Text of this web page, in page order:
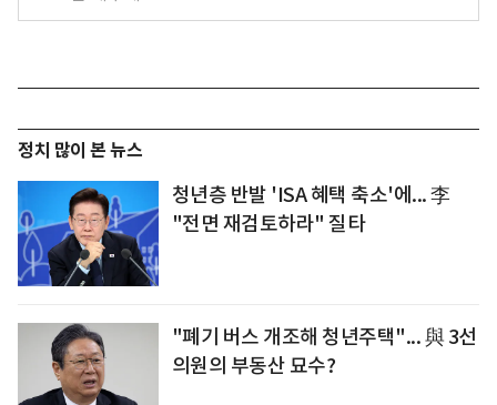
정치 많이 본 뉴스
청년층 반발 'ISA 혜택 축소'에... 李
"전면 재검토하라" 질타
"폐기 버스 개조해 청년주택"... 與 3선
의원의 부동산 묘수?